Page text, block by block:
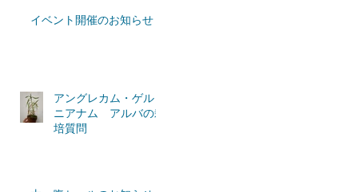
イベント開催のお知らせ
アングレカム・ゲルミ
ニアナム アルバの栽
培質問